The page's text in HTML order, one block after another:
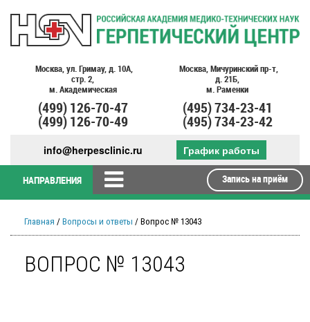
Москва, ул. Гримау, д. 10А,
стр. 2,
м. Академическая
(499)126-70-47
(499)126-70-49
Москва, Мичуринский пр-т,
д. 21Б,
м. Раменки
(495)734-23-41
(495)734-23-42
info@herpesclinic.ru График работы
НАПРАВЛЕНИЯ Запись на приём
Главная / Вопросы и ответы / Вопрос № 13043
ВОПРОС № 13043